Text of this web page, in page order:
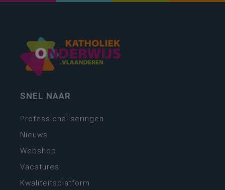
SNEL NAAR
Professionaliseringen
Nieuws
Webshop
Vacatures
Kwaliteitsplatform